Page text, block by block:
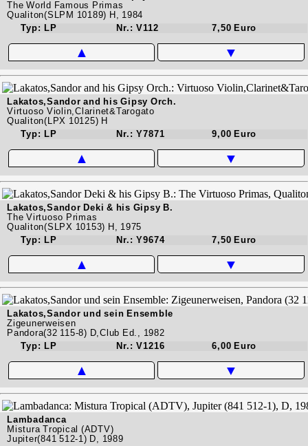
The World Famous Primas
Qualiton(SLPM 10189) H, 1984
Typ: LP
Nr.: V112 7,50 Euro
▲ ▼
Lakatos,Sandor and his Gipsy Orch.
Virtuoso Violin,Clarinet&Tarogato
Qualiton(LPX 10125) H
Typ: LP
Nr.: Y7871 9,00 Euro
▲ ▼
Lakatos,Sandor Deki & his Gipsy B.
The Virtuoso Primas
Qualiton(SLPX 10153) H, 1975
Typ: LP
Nr.: Y9674 7,50 Euro
▲ ▼
Lakatos,Sandor und sein Ensemble
Zigeunerweisen
Pandora(32 115-8) D,Club Ed., 1982
Typ: LP
Nr.: V1216 6,00 Euro
▲ ▼
Lambadanca
Mistura Tropical (ADTV)
Jupiter(841 512-1) D, 1989